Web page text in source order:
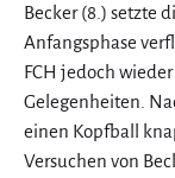
Becker (8.) setzte
Anfangsphase
FCH jedoch
Gelegenheiten.
einen Kopfball
Versuchen von